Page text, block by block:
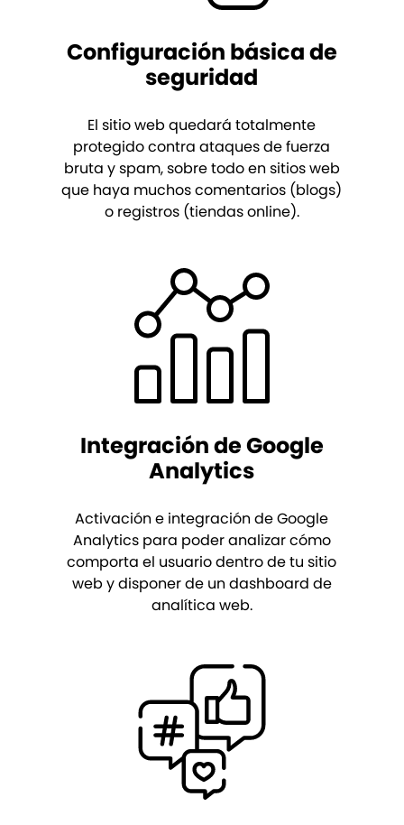
Configuración básica de
seguridad
El sitio web quedará totalmente
protegido contra ataques de fuerza
bruta y spam, sobre todo en sitios web
que haya muchos comentarios (blogs)
o registros (tiendas online).
Integración de Google
Analytics
Activación e integración de Google
Analytics para poder analizar cómo
comporta el usuario dentro de tu sitio
web y disponer de un dashboard de
analítica web.